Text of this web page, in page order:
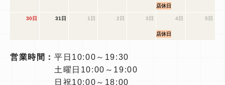
店休日
30日 31日 1日 2日 3日 4日
店休日
5日
営業時間： 平日10:00～19:30
土曜日10:00～19:00
日祝10:00～18:00